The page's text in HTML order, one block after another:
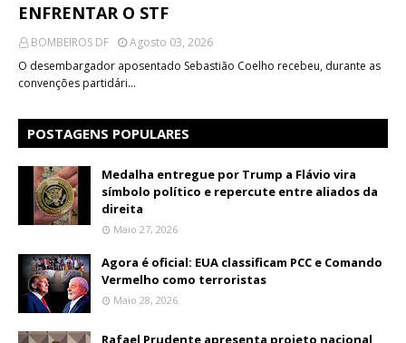
ENFRENTAR O STF
BOMBEIROS DF
Agosto 03, 2026
O desembargador aposentado Sebastião Coelho recebeu, durante as
convenções partidári…
POSTAGENS POPULARES
Medalha entregue por Trump a Flávio vira
símbolo político e repercute entre aliados da
direita
Maio 27, 2026
Agora é oficial: EUA classificam PCC e Comando
Vermelho como terroristas
Maio 28, 2026
Rafael Prudente apresenta projeto nacional